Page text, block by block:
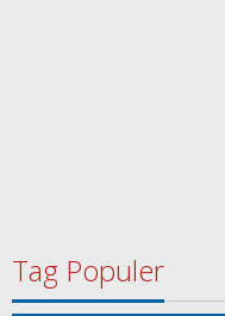
Tag Populer